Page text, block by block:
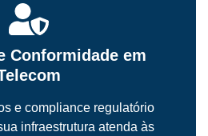
Conformidade em
e compliance regulatório
infraestrutura atenda às